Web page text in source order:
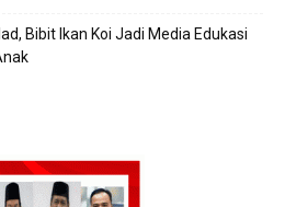
Bibit Ikan Koi Jadi Media Edukasi